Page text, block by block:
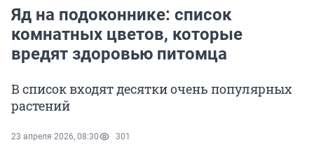
Яд на подоконнике: список
комнатных цветов, которые
вредят здоровью питомца
В список входят десятки очень популярных
растений
23 апреля 2026, 08:30 301